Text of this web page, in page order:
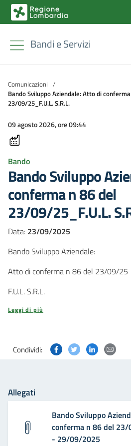
Bandi e Servizi
Comunicazioni /
Bando Sviluppo Aziendale: Atto di
23/09/25_F.U.L. S.R.L.
09 agosto 2026, ore 09:44
Bando
Bando Sviluppo
conferma n 86 del
23/09/25_F.U.L.
Data: 23/09/2025
Bando Sviluppo Aziendale:
Atto di conferma n 86 del 23/09/25
F.U.L. S.R.L.
Leggi di più
Condividi: Condividi questa
Condividi
Allegati
Bando Sviluppo
conferma n 86 del 23/
- 29/09/2025